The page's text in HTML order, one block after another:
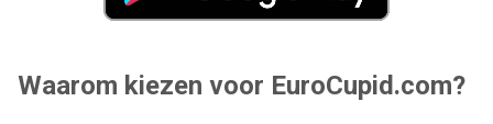
Waarom kiezen voor EuroCupid.com?